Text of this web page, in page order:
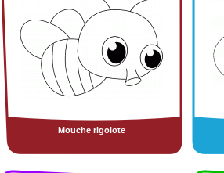
Mouche rigolote